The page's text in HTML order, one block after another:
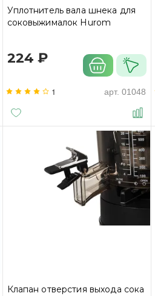
Уплотнитель вала шнека для
соковыжималок Hurom
224 ₽
1 арт. 01048
Клапан отверстия выхода сока